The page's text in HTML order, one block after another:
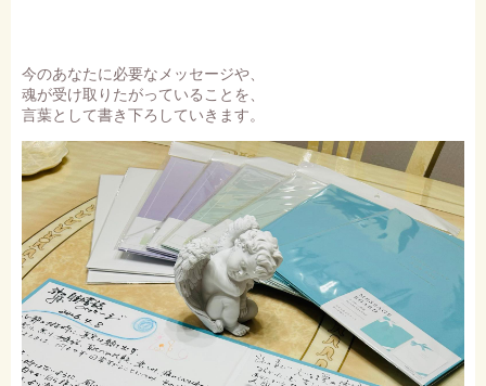
今のあなたに必要なメッセージや、
魂が受け取りたがっていることを、
言葉として書き下ろしていきます。